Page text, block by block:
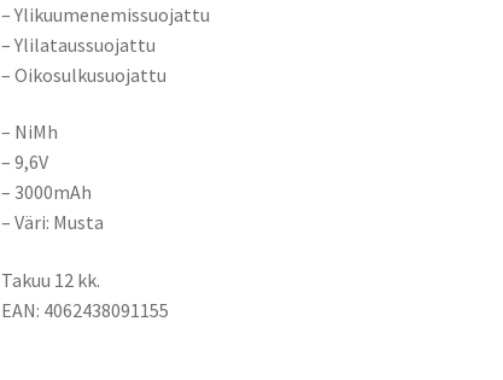
– Ylikuumenemissuojattu
– Ylilataussuojattu
– Oikosulkusuojattu
– NiMh
– 9,6V
– 3000mAh
– Väri: Musta
Takuu 12 kk.
EAN: 4062438091155